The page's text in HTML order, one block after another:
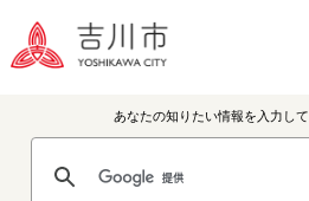
あなたの知りたい情報を入力して